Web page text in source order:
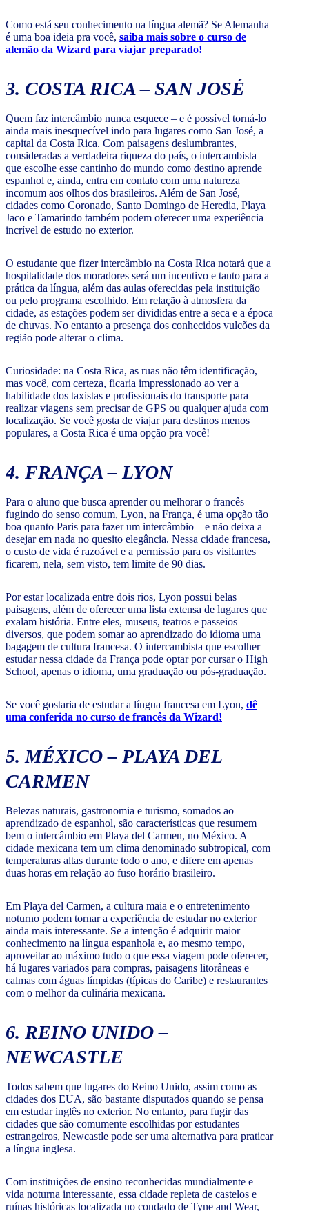
Como está seu conhecimento na língua alemã? Se Alemanha
é uma boa ideia pra você, saiba mais sobre o curso de
alemão da Wizard para viajar preparado!
3. COSTA RICA – SAN JOSÉ
Quem faz intercâmbio nunca esquece – e é possível torná-lo
ainda mais inesquecível indo para lugares como San José, a
capital da Costa Rica. Com paisagens deslumbrantes,
consideradas a verdadeira riqueza do país, o intercambista
que escolhe esse cantinho do mundo como destino aprende
espanhol e, ainda, entra em contato com uma natureza
incomum aos olhos dos brasileiros. Além de San José,
cidades como Coronado, Santo Domingo de Heredia, Playa
Jaco e Tamarindo também podem oferecer uma experiência
incrível de estudo no exterior.
O estudante que fizer intercâmbio na Costa Rica notará que a
hospitalidade dos moradores será um incentivo e tanto para a
prática da língua, além das aulas oferecidas pela instituição
ou pelo programa escolhido. Em relação à atmosfera da
cidade, as estações podem ser divididas entre a seca e a época
de chuvas. No entanto a presença dos conhecidos vulcões da
região pode alterar o clima.
Curiosidade: na Costa Rica, as ruas não têm identificação,
mas você, com certeza, ficaria impressionado ao ver a
habilidade dos taxistas e profissionais do transporte para
realizar viagens sem precisar de GPS ou qualquer ajuda com
localização. Se você gosta de viajar para destinos menos
populares, a Costa Rica é uma opção pra você!
4. FRANÇA – LYON
Para o aluno que busca aprender ou melhorar o francês
fugindo do senso comum, Lyon, na França, é uma opção tão
boa quanto Paris para fazer um intercâmbio – e não deixa a
desejar em nada no quesito elegância. Nessa cidade francesa,
o custo de vida é razoável e a permissão para os visitantes
ficarem, nela, sem visto, tem limite de 90 dias.
Por estar localizada entre dois rios, Lyon possui belas
paisagens, além de oferecer uma lista extensa de lugares que
exalam história. Entre eles, museus, teatros e passeios
diversos, que podem somar ao aprendizado do idioma uma
bagagem de cultura francesa. O intercambista que escolher
estudar nessa cidade da França pode optar por cursar o High
School, apenas o idioma, uma graduação ou pós-graduação.
Se você gostaria de estudar a língua francesa em Lyon, dê
uma conferida no curso de francês da Wizard!
5. MÉXICO – PLAYA DEL
CARMEN
Belezas naturais, gastronomia e turismo, somados ao
aprendizado de espanhol, são características que resumem
bem o intercâmbio em Playa del Carmen, no México. A
cidade mexicana tem um clima denominado subtropical, com
temperaturas altas durante todo o ano, e difere em apenas
duas horas em relação ao fuso horário brasileiro.
Em Playa del Carmen, a cultura maia e o entretenimento
noturno podem tornar a experiência de estudar no exterior
ainda mais interessante. Se a intenção é adquirir maior
conhecimento na língua espanhola e, ao mesmo tempo,
aproveitar ao máximo tudo o que essa viagem pode oferecer,
há lugares variados para compras, paisagens litorâneas e
calmas com águas límpidas (típicas do Caribe) e restaurantes
com o melhor da culinária mexicana.
6. REINO UNIDO –
NEWCASTLE
Todos sabem que lugares do Reino Unido, assim como as
cidades dos EUA, são bastante disputados quando se pensa
em estudar inglês no exterior. No entanto, para fugir das
cidades que são comumente escolhidas por estudantes
estrangeiros, Newcastle pode ser uma alternativa para praticar
a língua inglesa.
Com instituições de ensino reconhecidas mundialmente e
vida noturna interessante, essa cidade repleta de castelos e
ruínas históricas localizada no condado de Tyne and Wear,